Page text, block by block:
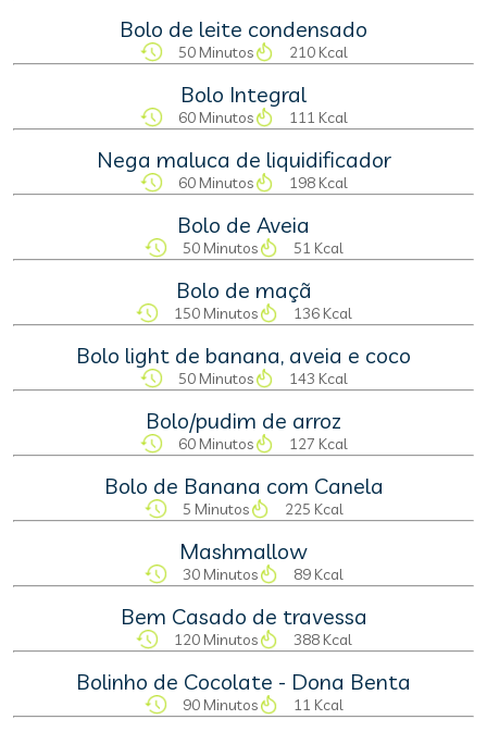
Bolo de leite condensado
50 Minutos 210 Kcal
Bolo Integral
60 Minutos 111 Kcal
Nega maluca de liquidificador
60 Minutos 198 Kcal
Bolo de Aveia
50 Minutos 51 Kcal
Bolo de maçã
150 Minutos 136 Kcal
Bolo light de banana, aveia e coco
50 Minutos 143 Kcal
Bolo/pudim de arroz
60 Minutos 127 Kcal
Bolo de Banana com Canela
5 Minutos 225 Kcal
Mashmallow
30 Minutos 89 Kcal
Bem Casado de travessa
120 Minutos 388 Kcal
Bolinho de Cocolate - Dona Benta
90 Minutos 11 Kcal